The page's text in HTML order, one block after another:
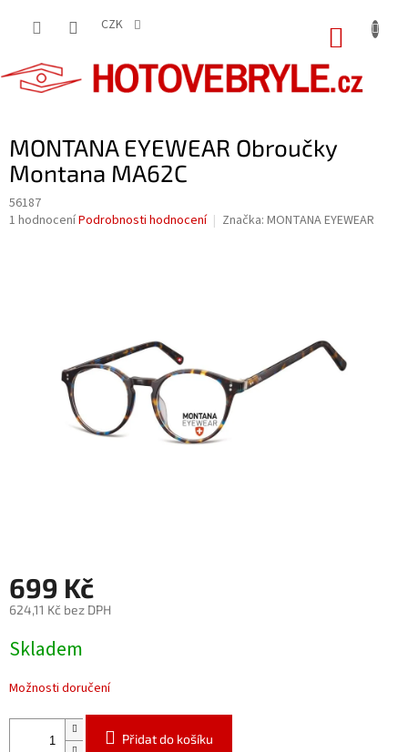
CZK
MONTANA EYEWEAR Obroučky
Montana MA62C
56187
Průměrné
1 hodnoceníPodrobnosti hodnocení Značka: MONTANA EYEWEAR
699 Kč
624,11 Kč bez DPH
cena:
Skladem
Možnosti doručení
Přidat do košíku